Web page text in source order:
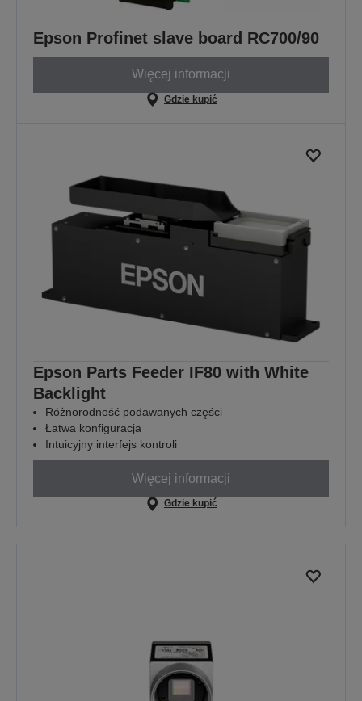
Epson Profinet slave board RC700/90
Więcej informacji
Gdzie kupić
Epson Parts Feeder IF80 with White
Backlight
Różnorodność podawanych części
Łatwa konfiguracja
Intuicyjny interfejs kontroli
Więcej informacji
Gdzie kupić